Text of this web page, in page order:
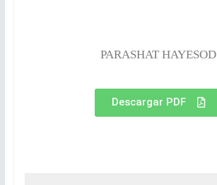
PARASHAT HAYESOD
Descargar PDF